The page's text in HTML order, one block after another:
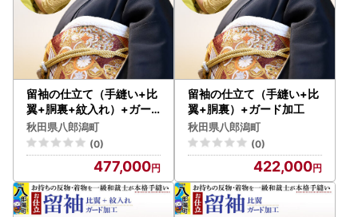
留袖の仕立て（手縫い+比
翼+胴裏+紋入れ）+ガー
ド加工
秋田県八郎潟町
(0)
477,000
留袖の仕立て（手縫い+比
翼+胴裏）+ガード加工
秋田県八郎潟町
(0)
422,000